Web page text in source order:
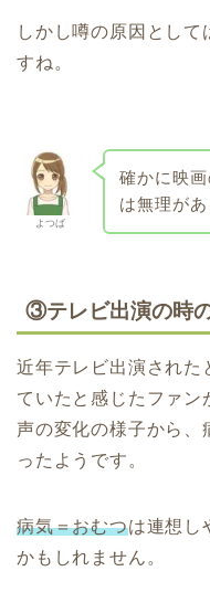
しかし噂の原因として
すね。
よつば
確かに映
は無理が
③テレビ出演の時
近年テレビ出演された
ていたと感じたファン
声の変化の様子から、
ったようです。
病気＝おむつは連想し
かもしれません。